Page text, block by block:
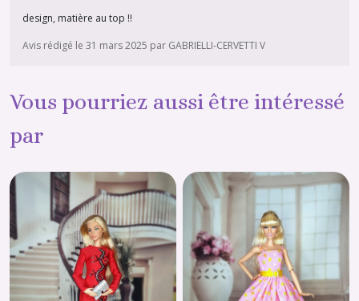
design, matière au top !!
Avis rédigé le 31 mars 2025 par GABRIELLI-CERVETTI V
Vous pourriez aussi être intéressé
par